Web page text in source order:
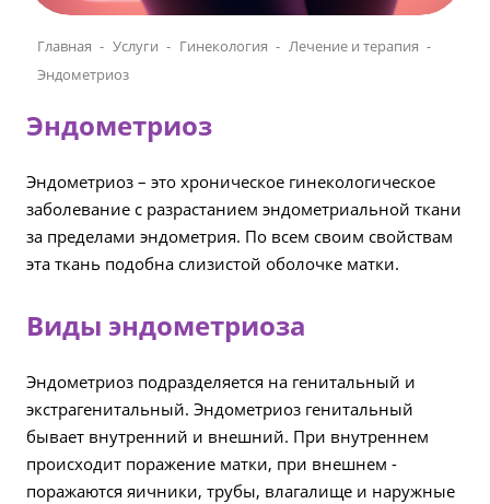
Главная Услуги Гинекология
Лечение и терапия
Эндометриоз
Эндометриоз
Эндометриоз – это хроническое гинекологическое
заболевание с разрастанием эндометриальной ткани
за пределами эндометрия. По всем своим свойствам
эта ткань подобна слизистой оболочке матки.
Виды эндометриоза
Эндометриоз подразделяется на генитальный и
экстрагенитальный. Эндометриоз генитальный
бывает внутренний и внешний. При внутреннем
происходит поражение матки, при внешнем -
поражаются яичники, трубы, влагалище и наружные